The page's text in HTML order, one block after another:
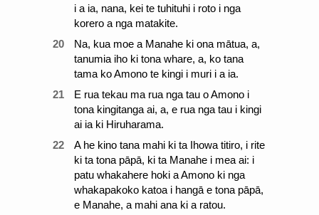
i a ia, nana, kei te tuhituhi i roto i nga
korero a nga matakite.
20
Na, kua moe a Manahe ki ona mātua, a,
tanumia iho ki tona whare, a, ko tana
tama ko Amono te kingi i muri i a ia.
21
E rua tekau ma rua nga tau o Amono i
tona kingitanga ai, a, e rua nga tau i kingi
ai ia ki Hiruharama.
22
A he kino tana mahi ki ta Ihowa titiro, i rite
ki ta tona pāpā, ki ta Manahe i mea ai: i
patu whakahere hoki a Amono ki nga
whakapakoko katoa i hangā e tona pāpā,
e Manahe, a mahi ana ki a ratou.